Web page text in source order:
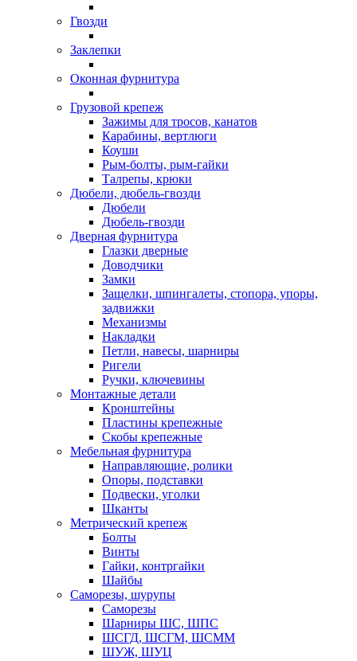
Гвозди
Заклепки
Оконная фурнитура
Грузовой крепеж
Зажимы для тросов, канатов
Карабины, вертлюги
Коуши
Рым-болты, рым-гайки
Талрепы, крюки
Дюбели, дюбель-гвозди
Дюбели
Дюбель-гвозди
Дверная фурнитура
Глазки дверные
Доводчики
Замки
Защелки, шпингалеты, стопора, упоры,
задвижки
Механизмы
Накладки
Петли, навесы, шарниры
Ригели
Ручки, ключевины
Монтажные детали
Кронштейны
Пластины крепежные
Скобы крепежные
Мебельная фурнитура
Направляющие, ролики
Опоры, подставки
Подвески, уголки
Шканты
Метрический крепеж
Болты
Винты
Гайки, контргайки
Шайбы
Саморезы, шурупы
Саморезы
Шарниры ШС, ШПС
ШСГД, ШСГМ, ШСММ
ШУЖ, ШУЦ